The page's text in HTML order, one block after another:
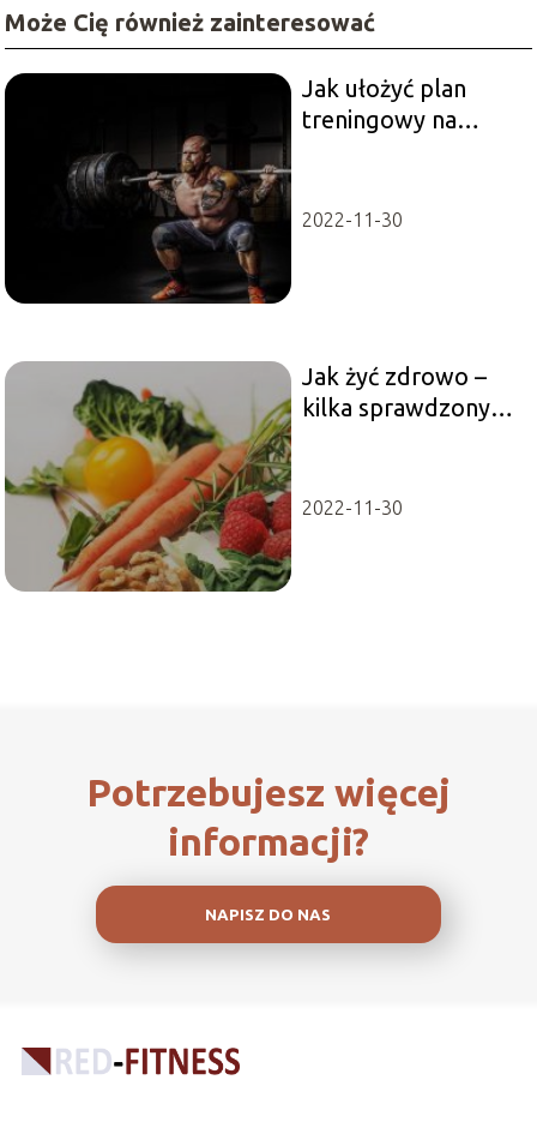
Może Cię również zainteresować
Jak ułożyć plan
treningowy na
2022-11-30
Jak żyć zdrowo –
kilka sprawdzonych
2022-11-30
Potrzebujesz więcej
informacji?
NAPISZ DO NAS